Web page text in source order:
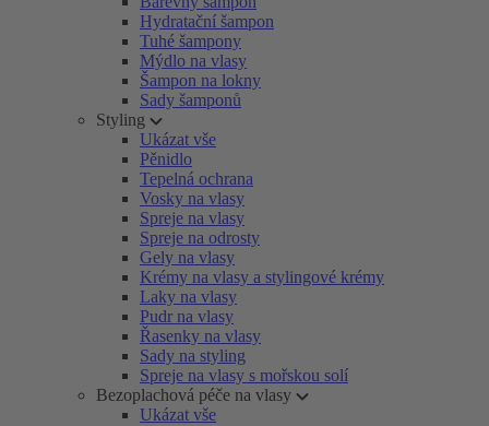
Hydratační šampon
Tuhé šampony
Mýdlo na vlasy
Šampon na lokny
Sady šamponů
Styling
Ukázat vše
Pěnidlo
Tepelná ochrana
Vosky na vlasy
Spreje na vlasy
Spreje na odrosty
Gely na vlasy
Krémy na vlasy a stylingové krémy
Laky na vlasy
Pudr na vlasy
Řasenky na vlasy
Sady na styling
Spreje na vlasy s mořskou solí
Bezoplachová péče na vlasy
Ukázat vše